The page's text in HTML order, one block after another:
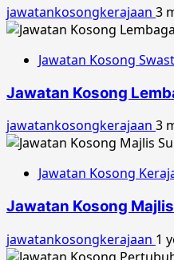
jawatankosongkerajaan 3
Jawatan Kosong
Jawatan Kosong
jawatankosongkerajaan 3
Jawatan Kosong
Jawatan Kosong
jawatankosongkerajaan 1